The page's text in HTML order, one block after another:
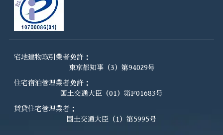
宅地建物取引業者免許：
東京都知事（3）第94029号
住宅宿泊管理業者免許：
国土交通大臣（01）第F01683号
賃貸住宅管理業者：
国土交通大臣（1）第5995号